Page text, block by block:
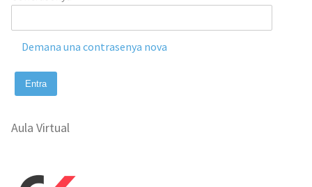
Demana una contrasenya nova
Aula Virtual